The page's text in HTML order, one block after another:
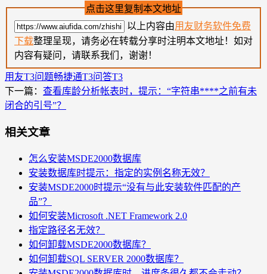
点击这里复制本文地址
以上内容由用友财务软件免费
下载整理呈现，请务必在转载分享时注明本文地址！如对
内容有疑问，请联系我们，谢谢！
用友T3问题畅捷通T3问答T3
下一篇： 查看库龄分析帐表时，提示：“字符串****之前有未
闭合的引号”？
相关文章
怎么安装MSDE2000数据库
安装数据库时提示：指定的实例名称无效？
安装MSDE2000时提示“没有与此安装软件匹配的产
品”？
如何安装Microsoft .NET Framework 2.0
指定路径名无效？
如何卸载MSDE2000数据库？
如何卸载SQL SERVER 2000数据库？